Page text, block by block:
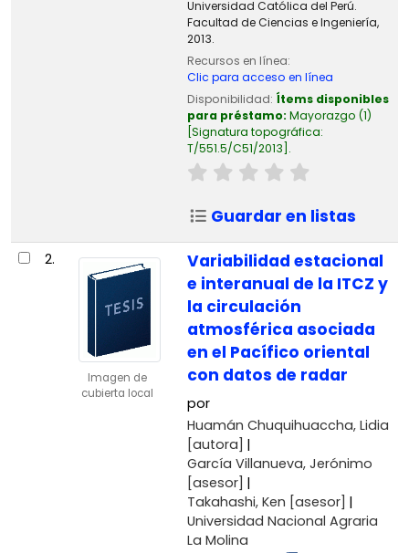
Universidad Católica del Perú.
Facultad de Ciencias e Ingeniería,
2013.
Recursos en línea:
Clic para acceso en línea
Disponibilidad: Ítems disponibles
para préstamo: Mayorazgo (1)
Signatura topográfica:
T/551.5/C51/2013 .
Guardar en listas
2.
Imagen de
cubierta local
Variabilidad estacional
e interanual de la ITCZ y
la circulación
atmosférica asociada
en el Pacífico oriental
con datos de radar
por
Huamán Chuquihuaccha, Lidia
[autora]
García Villanueva, Jerónimo
[asesor]
Takahashi, Ken [asesor]
Universidad Nacional Agraria
La Molina